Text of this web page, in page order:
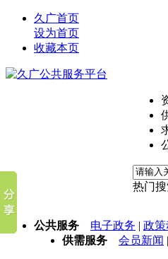
久广首页
设为首页
收藏本页
热门搜
公共服务 电子政务 | 政
供需服务
会员新闻 |